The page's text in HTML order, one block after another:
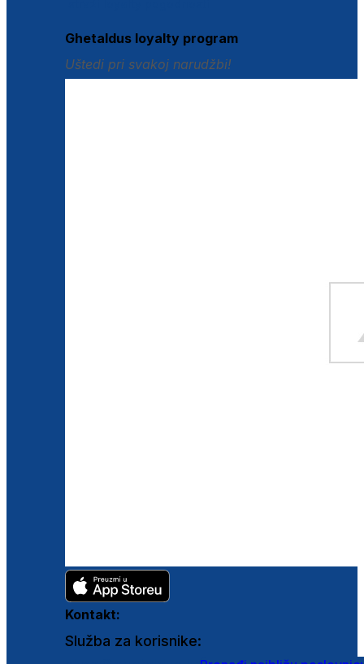
Ghetaldus loyalty program
Uštedi pri svakoj narudžbi!
Kontakt:
Služba za korisnike: